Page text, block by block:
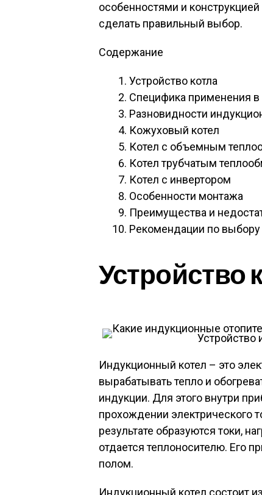
особенностями и
сделать правильный выбор.
Содержание
Устройство котла
Специфика применения в
Разновидности
Кожуховый котел
Котел с объемным
Котел трубчатым
Котел с инвертором
Особенности монтажа
Преимущества и
Рекомендации по выбору
Устройство
Устройство
Индукционный котел – это
вырабатывать тепло и
индукции. Для этого внутри
прохождении электрического
результате образуются токи,
отдается теплоносителю. Его
полом.
Индукционный котел состоит